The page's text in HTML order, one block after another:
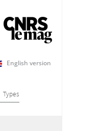
English version
Types